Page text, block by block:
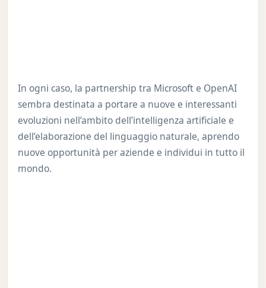
In ogni caso, la partnership tra Microsoft e OpenAI
sembra destinata a portare a nuove e interessanti
evoluzioni nell’ambito dell’intelligenza artificiale e
dell’elaborazione del linguaggio naturale, aprendo
nuove opportunità per aziende e individui in tutto il
mondo.